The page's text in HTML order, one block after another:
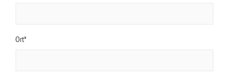
Ort*